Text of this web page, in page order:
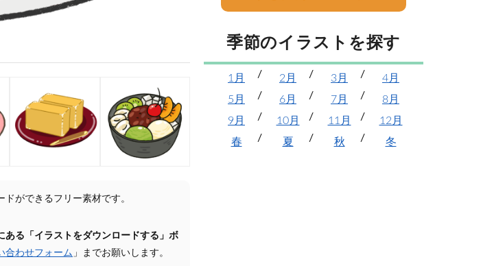
ができるフリー素材です。
ある「イラストをダウンロードする」ボ
合わせフォーム 」までお願いします。
季節のイラストを探す
1月 2月 3月
4月
5月
6月 7月
8月
9月
10月 11月
12月
春
夏 秋 冬